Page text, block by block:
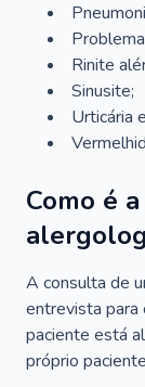
Rinite
Sinusite;
Urticária
Como é
A consulta de
entrevista para
paciente está
próprio